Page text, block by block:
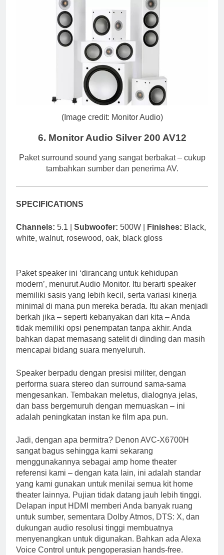
(Image credit: Monitor Audio)
6. Monitor Audio Silver 200 AV12
Paket surround sound yang sangat berbakat – cukup
tambahkan sumber dan penerima AV.
SPECIFICATIONS
Channels: 5.1 | Subwoofer: 500W | Finishes: Black,
white, walnut, rosewood, oak, black gloss
Paket speaker ini ‘dirancang untuk kehidupan
modern’, menurut Audio Monitor. Itu berarti speaker
memiliki sasis yang lebih kecil, serta variasi kinerja
minimal di mana pun mereka berada. Itu akan menjadi
berkah jika – seperti kebanyakan dari kita – Anda
tidak memiliki opsi penempatan tanpa akhir. Anda
bahkan dapat memasang satelit di dinding dan masih
mencapai bidang suara menyeluruh.
Speaker berpadu dengan presisi militer, dengan
performa suara stereo dan surround sama-sama
mengesankan. Tembakan meletus, dialognya jelas,
dan bass bergemuruh dengan memuaskan – ini
adalah peningkatan instan ke film apa pun.
Jadi, dengan apa bermitra? Denon AVC-X6700H
sangat bagus sehingga kami sekarang
menggunakannya sebagai amp home theater
referensi kami – dengan kata lain, ini adalah standar
yang kami gunakan untuk menilai semua kit home
theater lainnya. Pujian tidak datang jauh lebih tinggi.
Delapan input HDMI memberi Anda banyak ruang
untuk sumber, sementara Dolby Atmos, DTS: X, dan
dukungan audio resolusi tinggi membuatnya
menyenangkan untuk digunakan. Bahkan ada Alexa
Voice Control untuk pengoperasian hands-free.